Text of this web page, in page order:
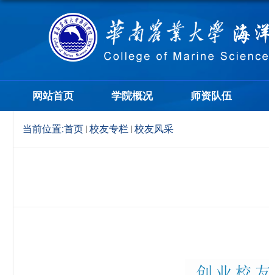
网站首页 学院概况 师资队伍
当前位置:首页 校友专栏 校友风采